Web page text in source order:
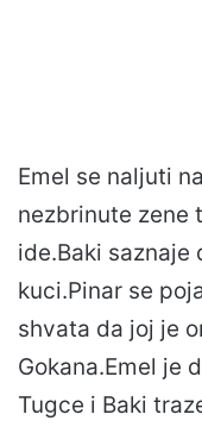
Emel se naljuti
nezbrinute zene
ide.Baki saznaje
kuci.Pinar se
shvata da joj je
Gokana.Emel je
Tugce i Baki